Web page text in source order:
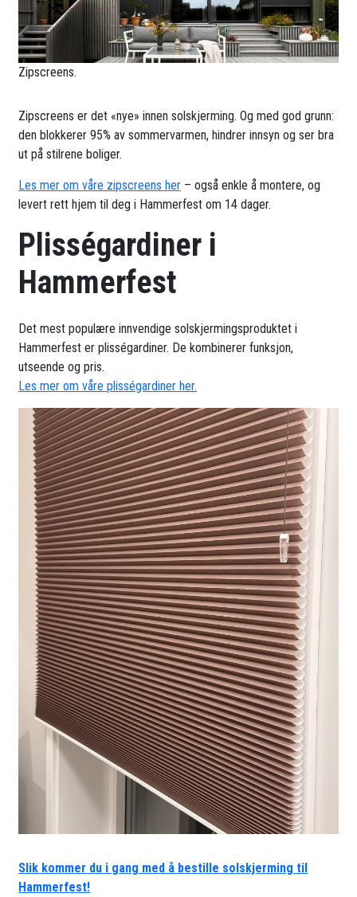
Zipscreens.
Zipscreens er det «nye» innen solskjerming. Og med god grunn:
den blokkerer 95% av sommervarmen, hindrer innsyn og ser bra
ut på stilrene boliger.
Les mer om våre zipscreens her – også enkle å montere, og
levert rett hjem til deg i Hammerfest om 14 dager.
Plisségardiner i
Hammerfest
Det mest populære innvendige solskjermingsproduktet i
Hammerfest er plisségardiner. De kombinerer funksjon,
utseende og pris.
Les mer om våre plisségardiner her.
Slik kommer du i gang med å bestille solskjerming til
Hammerfest!